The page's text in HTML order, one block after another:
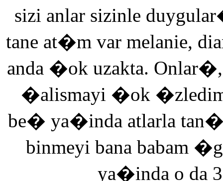
sizi anlar sizinle
tane at�m var melanie,
anda �ok uzakta.
�alismayi �ok
be� ya�inda atlarla
binmeyi bana babam
ya�inda o da